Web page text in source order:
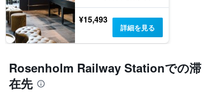
¥15,493
詳細を見る
Rosenholm Railway Stationでの滞
在先